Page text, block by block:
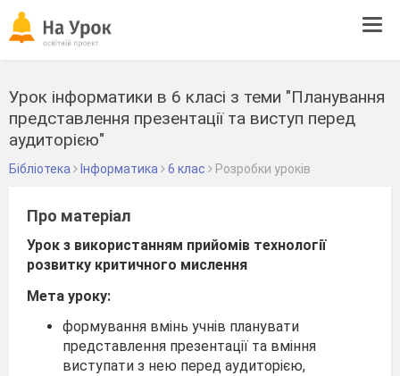
Урок інформатики в 6 класі з теми "Планування
представлення презентації та виступ перед
аудиторією"
Бібліотека Інформатика 6 клас Розробки уроків
Про матеріал
Урок з використанням прийомів технології
розвитку критичного мислення
Мета уроку:
формування вмінь учнів планувати
представлення презентації та вміння
виступати з нею перед аудиторією,